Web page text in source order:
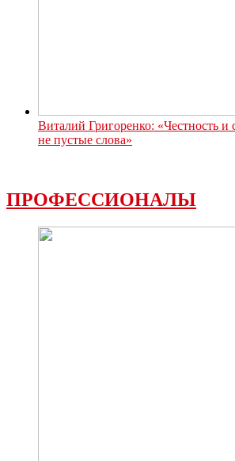
Виталий Григоренко: «Честность и
не пустые слова»
ПРОФЕССИОНАЛЫ